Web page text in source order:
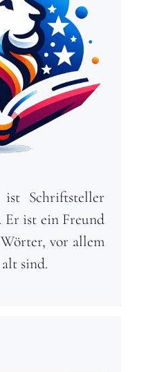
ist Schriftsteller
Er ist ein Freund
vor allem
sind.